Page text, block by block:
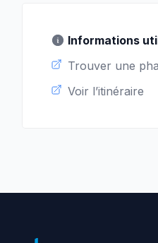
Informations
Trouver une
Voir l’itinéraire